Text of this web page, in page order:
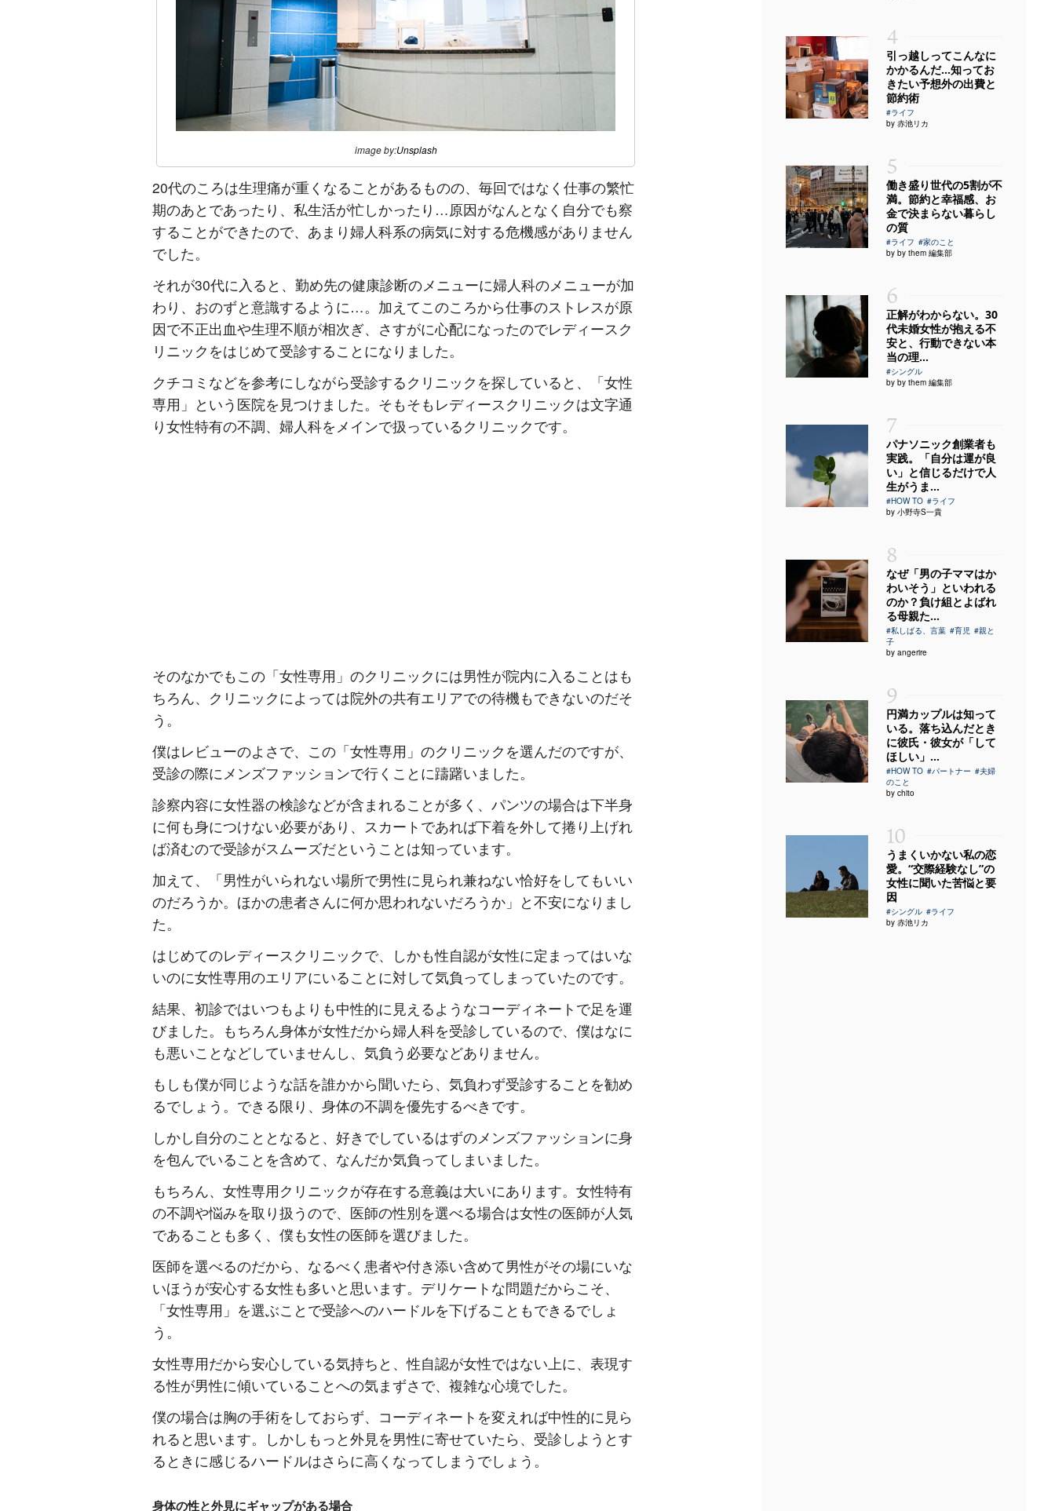
image by:Unsplash
20代のころは生理痛が重くなることがあるものの、毎回ではなく仕事の繁忙
期のあとであったり、私生活が忙しかったり…原因がなんとなく自分でも察
することができたので、あまり婦人科系の病気に対する危機感がありません
でした。
それが30代に入ると、勤め先の健康診断のメニューに婦人科のメニューが加
わり、おのずと意識するように…。加えてこのころから仕事のストレスが原
因で不正出血や生理不順が相次ぎ、さすがに心配になったのでレディースク
リニックをはじめて受診することになりました。
クチコミなどを参考にしながら受診するクリニックを探していると、「女性
専用」という医院を見つけました。そもそもレディースクリニックは文字通
り女性特有の不調、婦人科をメインで扱っているクリニックです。
そのなかでもこの「女性専用」のクリニックには男性が院内に入ることはも
ちろん、クリニックによっては院外の共有エリアでの待機もできないのだそ
う。
僕はレビューのよさで、この「女性専用」のクリニックを選んだのですが、
受診の際にメンズファッションで行くことに躊躇いました。
診察内容に女性器の検診などが含まれることが多く、パンツの場合は下半身
に何も身につけない必要があり、スカートであれば下着を外して捲り上げれ
ば済むので受診がスムーズだということは知っています。
加えて、「男性がいられない場所で男性に見られ兼ねない恰好をしてもいい
のだろうか。ほかの患者さんに何か思われないだろうか」と不安になりまし
た。
はじめてのレディースクリニックで、しかも性自認が女性に定まってはいな
いのに女性専用のエリアにいることに対して気負ってしまっていたのです。
結果、初診ではいつもよりも中性的に見えるようなコーディネートで足を運
びました。もちろん身体が女性だから婦人科を受診しているので、僕はなに
も悪いことなどしていませんし、気負う必要などありません。
もしも僕が同じような話を誰かから聞いたら、気負わず受診することを勧め
るでしょう。できる限り、身体の不調を優先するべきです。
しかし自分のこととなると、好きでしているはずのメンズファッションに身
を包んでいることを含めて、なんだか気負ってしまいました。
もちろん、女性専用クリニックが存在する意義は大いにあります。女性特有
の不調や悩みを取り扱うので、医師の性別を選べる場合は女性の医師が人気
であることも多く、僕も女性の医師を選びました。
医師を選べるのだから、なるべく患者や付き添い含めて男性がその場にいな
いほうが安心する女性も多いと思います。デリケートな問題だからこそ、
「女性専用」を選ぶことで受診へのハードルを下げることもできるでしょ
う。
女性専用だから安心している気持ちと、性自認が女性ではない上に、表現す
る性が男性に傾いていることへの気まずさで、複雑な心境でした。
僕の場合は胸の手術をしておらず、コーディネートを変えれば中性的に見ら
れると思います。しかしもっと外見を男性に寄せていたら、受診しようとす
るときに感じるハードルはさらに高くなってしまうでしょう。
身体の性と外見にギャップがある場合
4
引っ越しってこんなに
かかるんだ…知ってお
きたい予想外の出費と
節約術
#ライフ
by 赤池リカ
5
働き盛り世代の5割が不
満。節約と幸福感、お
金で決まらない暮らし
の質
#ライフ #家のこと
by by them 編集部
6
正解がわからない。30
代未婚女性が抱える不
安と、行動できない本
当の理...
#シングル
by by them 編集部
7
パナソニック創業者も
実践。「自分は運が良
い」と信じるだけで人
生がうま...
#HOW TO #ライフ
by 小野寺S一貴
8
なぜ「男の子ママはか
わいそう」といわれる
のか？負け組とよばれ
る母親た...
#私しばる、言葉 #育児 #親と
子
by angerire
9
円満カップルは知って
いる。落ち込んだとき
に彼氏・彼女が「して
ほしい」...
#HOW TO #パートナー #夫婦
のこと
by chito
10
うまくいかない私の恋
愛。“交際経験なし”の
女性に聞いた苦悩と要
因
#シングル #ライフ
by 赤池リカ